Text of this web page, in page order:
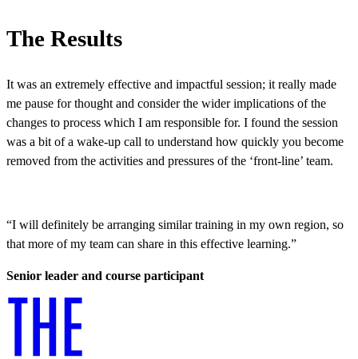
The Results​​​​‌ ‍ ​‍​‍‌‍ ‌ ​‍‌‍‍‌‌‍‌ ‌‍‍‌‌‍ ‍​‍​‍​ ‍‍​‍​‍‌ ​ ‌‍​‌‌‍ ‍‌‍‍‌‌ ‌​‌ ‍‌​‍ ‍‌‍‍‌‌‍ ​‍​‍​‍ ​​‍​‍‌‍‍​‌ ​‍‌‍‌‌‌‍‌‍​‍​‍​ ‍‍​‍​‍‌‍‍​‌ ‌​‌ ‌​‌ ​​​ ‍‍​‍ ​‍ ‌‍ ​‌‍ ‌‍​ ‌‍​‌‌‍ ​‌‍‍​‌‍ ‌ ​ ‌ ‌​​ ‍‍​ ​ ​ ​ ​ ​ ​ ​ ​‍ ‌‍‍‌‌‍ ‍‌ ‌​‌‍‌‌‌‍ ‍‌ ‌​​‍ ‌‍‌‌‌‍‌​‌‍‍‌‌ ‌​​‍ ‌‍ ‌‌‍ ‌‍‌​‌‍‌‌​ ‌‌ ​​‌ ​‍‌‍‌‌‌ ​ ‌‍‌‌‌‍ ‍‌ ‌​‌‍​‌‌ ‌​‌‍‍‌‌‍ ‌‍ ‍​ ‍ ‌‍‍‌‌‍‌​​ ‌‌‍​ ​ ‌ ‌‍​‍​ ​‌‌‍​ ​ ‌​​ ​ ​ ‍​​‍ ‌​ ‌ ‌‍​ ​ ​‌​ ​​​‍ ‌​ ‌​​ ​‌​ ​​​ ‌ ​‍ ‌​ ‍​​ ‌ ‌‍​‌​ ‍​​‍ ‌​ ‌‌‌‍‌​​ ‌‍​ ​ ​ ‍‌​ ‌​​ ​​​ ​​​ ‌​​ ​‌‌‍‌‌​ ​‍​ ‍ ‌ ‌​‌ ‍‌‌ ​​‌‍‌‌​ ‌‌‍​ ‌‍​‌‌ ​ ‌‍‌‌‌‌​ ‌ ‌​‌ ‌‌‌‍‌​‌ ‍‌​ ‍ ‌ ​​‌‍​‌‌ ‌​‌‍‍​​ ‌‌ ​​‌‍​‌‌‍‌ ‌‍‌‌‌​​‍‌ ‌‌‌‍‍‌‌‍ ​‌‍‌​‌‍‌‌‌ ​‍​‍‌‌​ ‌‌‌​​‍‌‌ ‌‍‍ ‌‍‌‌‌ ‍‌​‍‌‌​ ​ ‌​‌​​‍‌‌​ ​ ‌​‌​​‍‌‌​ ​‍​ ​‍​ ‌ ​ ‌‍​ ‌ ​ ​ ‌‍‌​‌‍​‍​ ‌ ‌‍‌‌​ ​ ‌‍‌‌​ ​ ​ ​‍​‍‌‌​ ​‍​ ​‍​‍‌‌​ ‌‌‌​‌​​‍ ‍‌ ​‍‌‍‍‌‌‍​ ‌‍‍​‌‌‌​‌‍‌‌‌ ‍​‌ ‌​​‍‌‌​ ‌‌‌​​‍‌‌ ‌‍‍ ‌‍‌‌‌ ‍‌​‍‌‌​ ​ ‌​‌​​‍‌‌​ ​ ‌​‌​​‍‌‌​ ​‍​ ​‍​ ‍​​ ‍​​ ‍​​ ​‌​ ‍​​ ‌​​ ‌‍​ ​ ‌‍‌‌​ ‌‍‌‍​ ​ ‌​​‍‌‌​ ​‍​ ​‍​‍‌‌​ ‌‌‌​‌​​‍ ‍‌‍​ ‌‍‍​‌‍‍‌‌‍ ​‌‍‌​‌ ​‍‌‍‌‌‌‍ ‍​‍‌‌​ ‌‌‌​​‍‌‌ ‌‍‍ ‌‍‌‌‌ ‍‌​‍‌‌​ ​ ‌​‌​​‍‌‌​ ​ ‌​‌​​‍‌‌​ ​‍​ ​‍​ ‍‌‌‍‌‌​ ‍‌​ ​​​ ​‌​ ‌ ‌‍‌​​ ‌ ​ ​ ‌‍‌​​ ​‌​ ​​​‍‌‌​ ​‍​ ​‍​‍‌‌​ ‌‌‌​‌​​‍ ‍‌ ‌​‌‍‌‌‌ ‍​‌ ‌​​ ‌‍​‍‌‍​‌‌ ​ ‌‍‌‌‌‌‌‌‌ ​‍‌‍ ​​ ‌‌‍‍​‌ ‌​‌ ‌​‌ ​​​‍‌‌​ ​ ‌​​‌​‍‌‌​ ​‍‌​‌‍​‍‌‌​ ​‍‌​‌‍‌‍ ​‌‍ ‌‍​ ‌‍​‌‌‍ ​‌‍‍​‌‍ ‌ ​ ‌ ‌​​‍‌‌​ ​ ‌​​‌​ ​ ​ ​ ​ ​ ​ ​ ​‍‌‍‌‍‍‌‌‍‌​​ ‌‌‍​ ​ ‌ ‌‍​‍​ ​‌‌‍​ ​ ‌​​ ​ ​ ‍​​‍ ‌​ ‌ ‌‍​ ​ ​‌​ ​​​‍ ‌​ ‌​​ ​‌​ ​​​ ‌ ​‍ ‌​ ‍​​ ‌ ‌‍​‌​ ‍​​‍ ‌​ ‌‌‌‍‌​​ ‌‍​ ​ ​ ‍‌​ ‌​​ ​​​ ​​​ ‌​​ ​‌‌‍‌‌​ ​‍​‍‌‍‌ ‌​‌ ‍‌‌ ​​‌‍‌‌​ ‌‌‍​ ‌‍​‌‌ ​ ‌‍‌‌‌‌​ ‌ ‌​‌ ‌‌‌‍‌​‌ ‍‌​‍‌‍‌ ​​‌‍​‌‌ ‌​‌‍‍​​ ‌‌ ​​‌‍​‌‌‍‌ ‌‍‌‌‌​​‍‌ ‌‌‌‍‍‌‌‍ ​‌‍‌​‌‍‌‌‌ ​‍​‍‌‌​ ‌‌‌​​‍‌‌ ‌‍‍ ‌‍‌‌‌ ‍‌​‍‌‌​ ​ ‌​‌​​‍‌‌​ ​ ‌​‌​​‍‌‌​ ​‍​ ​‍​ ‌ ​ ‌‍​ ‌ ​ ​ ‌‍‌​‌‍​‍​ ‌ ‌‍‌‌​ ​ ‌‍‌‌​ ​ ​ ​‍​‍‌‌​ ​‍​ ​‍​‍‌‌​ ‌‌‌​‌​​‍ ‍‌ ​‍‌‍‍‌‌‍​ ‌‍‍​‌‌‌​‌‍‌‌‌ ‍​‌ ‌​​‍‌‌​ ‌‌‌​​‍‌‌ ‌‍‍ ‌‍‌‌‌ ‍‌​‍‌‌​ ​ ‌​‌​​‍‌‌​ ​ ‌​‌​​‍‌‌​ ​‍​ ​‍​ ‍​​ ‍​​ ‍​​ ​‌​ ‍​​ ‌​​ ‌‍​ ​ ‌‍‌‌​ ‌‍‌‍​ ​ ‌​​‍‌‌​ ​‍​ ​‍​‍‌‌​ ‌‌‌​‌​​‍ ‍‌‍​ ‌‍‍​‌‍‍‌‌‍ ​‌‍‌​‌ ​‍‌‍‌‌‌‍ ‍​‍‌‌​ ‌‌‌​​‍‌‌ ‌‍‍ ‌‍‌‌‌ ‍‌​‍‌‌​ ​ ‌​‌​​‍‌‌​ ​ ‌​‌​​‍‌‌​ ​‍​ ​‍​ ‍‌‌‍‌‌​ ‍‌​ ​​​ ​‌​ ‌ ‌‍‌​​ ‌ ​ ​ ‌‍‌​​ ​‌​ ​​​‍‌‌​ ​‍​ ​‍​‍‌‌​ ‌‌‌​‌​​‍ ‍‌ ‌​‌‍‌‌‌ ‍​‌ ‌​​‍‌‍‌ ​​‌‍‌‌‌ ​‍‌ ​ ‌ ​​‌‍‌‌‌‍​ ‌ ‌​‌‍‍‌‌ ‌‍‌‍‌‌​ ‌‌ ​​‌ ‌‌‌‍​‍‌‍ ​‌‍‍‌‌ ​ ‌‍‍​‌‍‌‌‌‍‌​​‍​‍‌ ‌
It was an extremely effective and impactful session; it really made
me pause for thought and consider the wider implications of the
changes to process which I am responsible for. I found the session
was a bit of a wake-up call to understand how quickly you become
removed from the activities and pressures of the ‘front-line’ team.​​​​‌ ‍ ​‍​‍‌‍ ‌ ​‍‌‍‍‌‌‍‌ ‌‍‍‌‌‍ ‍​‍​‍​ ‍‍​‍​‍‌ ​ ‌‍​‌‌‍ ‍‌‍‍‌‌ ‌​‌ ‍‌​‍ ‍‌‍‍‌‌‍ ​‍​‍​‍ ​​‍​‍‌‍‍​‌ ​‍‌‍‌‌‌‍‌‍​‍​‍​ ‍‍​‍​‍‌‍‍​‌ ‌​‌ ‌​‌ ​​​ ‍‍​‍ ​‍ ‌‍ ​‌‍ ‌‍​ ‌‍​‌‌‍ ​‌‍‍​‌‍ ‌ ​ ‌ ‌​​ ‍‍​ ​ ​ ​ ​ ​ ​ ​ ​‍ ‌‍‍‌‌‍ ‍‌ ‌​‌‍‌‌‌‍ ‍‌ ‌​​‍ ‌‍‌‌‌‍‌​‌‍‍‌‌ ‌​​‍ ‌‍ ‌‌‍ ‌‍‌​‌‍‌‌​ ‌‌ ​​‌ ​‍‌‍‌‌‌ ​ ‌‍‌‌‌‍ ‍‌ ‌​‌‍​‌‌ ‌​‌‍‍‌‌‍ ‌‍ ‍​ ‍ ‌‍‍‌‌‍‌​​ ‌‌‍​ ​ ‌ ‌‍​‍​ ​‌‌‍​ ​ ‌​​ ​ ​ ‍​​‍ ‌​ ‌ ‌‍​ ​ ​‌​ ​​​‍ ‌​ ‌​​ ​‌​ ​​​ ‌ ​‍ ‌​ ‍​​ ‌ ‌‍​‌​ ‍​​‍ ‌​ ‌‌‌‍‌​​ ‌‍​ ​ ​ ‍‌​ ‌​​ ​​​ ​​​ ‌​​ ​‌‌‍‌‌​ ​‍​ ‍ ‌ ‌​‌ ‍‌‌ ​​‌‍‌‌​ ‌‌‍​ ‌‍​‌‌ ​ ‌‍‌‌‌‌​ ‌ ‌​‌ ‌‌‌‍‌​‌ ‍‌​ ‍ ‌ ​​‌‍​‌‌ ‌​‌‍‍​​ ‌‌ ​​‌‍​‌‌‍‌ ‌‍‌‌‌​​‍‌ ‌‌‌‍‍‌‌‍ ​‌‍‌​‌‍‌‌‌ ​‍​‍‌‌​ ‌‌‌​​‍‌‌ ‌‍‍ ‌‍‌‌‌ ‍‌​‍‌‌​ ​ ‌​‌​​‍‌‌​ ​ ‌​‌​​‍‌‌​ ​‍​ ​‍​ ‌ ​ ‌‍​ ‌ ​ ​ ‌‍‌​‌‍​‍​ ‌ ‌‍‌‌​ ​ ‌‍‌‌​ ​ ​ ​‍​‍‌‌​ ​‍​ ​‍​‍‌‌​ ‌‌‌​‌​​‍ ‍‌ ​‍‌‍‍‌‌‍​ ‌‍‍​‌‌‌​‌‍‌‌‌ ‍​‌ ‌​​‍‌‌​ ‌‌‌​​‍‌‌ ‌‍‍ ‌‍‌‌‌ ‍‌​‍‌‌​ ​ ‌​‌​​‍‌‌​ ​ ‌​‌​​‍‌‌​ ​‍​ ​‍​ ‌ ‌‍‌‍​ ‌‍‌‍‌‌‌‍​‌​ ‌‍​ ‌‍‌‍​‌​ ‌ ​ ‍‌​ ​‌‌‍​ ​‍‌‌​ ​‍​ ​‍​‍‌‌​ ‌‌‌​‌​​‍ ‍‌‍​ ‌‍‍​‌‍‍‌‌‍ ​‌‍‌​‌ ​‍‌‍‌‌‌‍ ‍​‍‌‌​ ‌‌‌​​‍‌‌ ‌‍‍ ‌‍‌‌‌ ‍‌​‍‌‌​ ​ ‌​‌​​‍‌‌​ ​ ‌​‌​​‍‌‌​ ​‍​ ​‍‌‍​ ​ ‌​​ ‍‌​ ‍​​ ‌​​ ​‍‌‍‌‍​ ​ ​ ​ ‌‍‌‌‌‍​ ‌‍‌​​‍‌‌​ ​‍​ ​‍​‍‌‌​ ‌‌‌​‌​​‍ ‍‌ ‌​‌‍‌‌‌ ‍​‌ ‌​​ ‌‍​‍‌‍​‌‌ ​ ‌‍‌‌‌‌‌‌‌ ​‍‌‍ ​​ ‌‌‍‍​‌ ‌​‌ ‌​‌ ​​​‍‌‌​ ​ ‌​​‌​‍‌‌​ ​‍‌​‌‍​‍‌‌​ ​‍‌​‌‍‌‍ ​‌‍ ‌‍​ ‌‍​‌‌‍ ​‌‍‍​‌‍ ‌ ​ ‌ ‌​​‍‌‌​ ​ ‌​​‌​ ​ ​ ​ ​ ​ ​ ​ ​‍‌‍‌‍‍‌‌‍‌​​ ‌‌‍​ ​ ‌ ‌‍​‍​ ​‌‌‍​ ​ ‌​​ ​ ​ ‍​​‍ ‌​ ‌ ‌‍​ ​ ​‌​ ​​​‍ ‌​ ‌​​ ​‌​ ​​​ ‌ ​‍ ‌​ ‍​​ ‌ ‌‍​‌​ ‍​​‍ ‌​ ‌‌‌‍‌​​ ‌‍​ ​ ​ ‍‌​ ‌​​ ​​​ ​​​ ‌​​ ​‌‌‍‌‌​ ​‍​‍‌‍‌ ‌​‌ ‍‌‌ ​​‌‍‌‌​ ‌‌‍​ ‌‍​‌‌ ​ ‌‍‌‌‌‌​ ‌ ‌​‌ ‌‌‌‍‌​‌ ‍‌​‍‌‍‌ ​​‌‍​‌‌ ‌​‌‍‍​​ ‌‌ ​​‌‍​‌‌‍‌ ‌‍‌‌‌​​‍‌ ‌‌‌‍‍‌‌‍ ​‌‍‌​‌‍‌‌‌ ​‍​‍‌‌​ ‌‌‌​​‍‌‌ ‌‍‍ ‌‍‌‌‌ ‍‌​‍‌‌​ ​ ‌​‌​​‍‌‌​ ​ ‌​‌​​‍‌‌​ ​‍​ ​‍​ ‌ ​ ‌‍​ ‌ ​ ​ ‌‍‌​‌‍​‍​ ‌ ‌‍‌‌​ ​ ‌‍‌‌​ ​ ​ ​‍​‍‌‌​ ​‍​ ​‍​‍‌‌​ ‌‌‌​‌​​‍ ‍‌ ​‍‌‍‍‌‌‍​ ‌‍‍​‌‌‌​‌‍‌‌‌ ‍​‌ ‌​​‍‌‌​ ‌‌‌​​‍‌‌ ‌‍‍ ‌‍‌‌‌ ‍‌​‍‌‌​ ​ ‌​‌​​‍‌‌​ ​ ‌​‌​​‍‌‌​ ​‍​ ​‍​ ‌ ‌‍‌‍​ ‌‍‌‍‌‌‌‍​‌​ ‌‍​ ‌‍‌‍​‌​ ‌ ​ ‍‌​ ​‌‌‍​ ​‍‌‌​ ​‍​ ​‍​‍‌‌​ ‌‌‌​‌​​‍ ‍‌‍​ ‌‍‍​‌‍‍‌‌‍ ​‌‍‌​‌ ​‍‌‍‌‌‌‍ ‍​‍‌‌​ ‌‌‌​​‍‌‌ ‌‍‍ ‌‍‌‌‌ ‍‌​‍‌‌​ ​ ‌​‌​​‍‌‌​ ​ ‌​‌​​‍‌‌​ ​‍​ ​‍‌‍​ ​ ‌​​ ‍‌​ ‍​​ ‌​​ ​‍‌‍‌‍​ ​ ​ ​ ‌‍‌‌‌‍​ ‌‍‌​​‍‌‌​ ​‍​ ​‍​‍‌‌​ ‌‌‌​‌​​‍ ‍‌ ‌​‌‍‌‌‌ ‍​‌ ‌​​‍‌‍‌ ​​‌‍‌‌‌ ​‍‌ ​ ‌ ​​‌‍‌‌‌‍​ ‌ ‌​‌‍‍‌‌ ‌‍‌‍‌‌​ ‌‌ ​​‌ ‌‌‌‍​‍‌‍ ​‌‍‍‌‌ ​ ‌‍‍​‌‍‌‌‌‍‌​​‍​‍‌ ‌
“I will definitely be arranging similar training in my own region, so
that more of my team can share in this effective learning.”​​​​‌ ‍ ​‍​‍‌‍ ‌ ​‍‌‍‍‌‌‍‌ ‌‍‍‌‌‍ ‍​‍​‍​ ‍‍​‍​‍‌ ​ ‌‍​‌‌‍ ‍‌‍‍‌‌ ‌​‌ ‍‌​‍ ‍‌‍‍‌‌‍ ​‍​‍​‍ ​​‍​‍‌‍‍​‌ ​‍‌‍‌‌‌‍‌‍​‍​‍​ ‍‍​‍​‍‌‍‍​‌ ‌​‌ ‌​‌ ​​​ ‍‍​‍ ​‍ ‌‍ ​‌‍ ‌‍​ ‌‍​‌‌‍ ​‌‍‍​‌‍ ‌ ​ ‌ ‌​​ ‍‍​ ​ ​ ​ ​ ​ ​ ​ ​‍ ‌‍‍‌‌‍ ‍‌ ‌​‌‍‌‌‌‍ ‍‌ ‌​​‍ ‌‍‌‌‌‍‌​‌‍‍‌‌ ‌​​‍ ‌‍ ‌‌‍ ‌‍‌​‌‍‌‌​ ‌‌ ​​‌ ​‍‌‍‌‌‌ ​ ‌‍‌‌‌‍ ‍‌ ‌​‌‍​‌‌ ‌​‌‍‍‌‌‍ ‌‍ ‍​ ‍ ‌‍‍‌‌‍‌​​ ‌‌‍​ ​ ‌ ‌‍​‍​ ​‌‌‍​ ​ ‌​​ ​ ​ ‍​​‍ ‌​ ‌ ‌‍​ ​ ​‌​ ​​​‍ ‌​ ‌​​ ​‌​ ​​​ ‌ ​‍ ‌​ ‍​​ ‌ ‌‍​‌​ ‍​​‍ ‌​ ‌‌‌‍‌​​ ‌‍​ ​ ​ ‍‌​ ‌​​ ​​​ ​​​ ‌​​ ​‌‌‍‌‌​ ​‍​ ‍ ‌ ‌​‌ ‍‌‌ ​​‌‍‌‌​ ‌‌‍​ ‌‍​‌‌ ​ ‌‍‌‌‌‌​ ‌ ‌​‌ ‌‌‌‍‌​‌ ‍‌​ ‍ ‌ ​​‌‍​‌‌ ‌​‌‍‍​​ ‌‌ ​​‌‍​‌‌‍‌ ‌‍‌‌‌​​‍‌ ‌‌‌‍‍‌‌‍ ​‌‍‌​‌‍‌‌‌ ​‍​‍‌‌​ ‌‌‌​​‍‌‌ ‌‍‍ ‌‍‌‌‌ ‍‌​‍‌‌​ ​ ‌​‌​​‍‌‌​ ​ ‌​‌​​‍‌‌​ ​‍​ ​‍​ ‌ ​ ‌‍​ ‌ ​ ​ ‌‍‌​‌‍​‍​ ‌ ‌‍‌‌​ ​ ‌‍‌‌​ ​ ​ ​‍​‍‌‌​ ​‍​ ​‍​‍‌‌​ ‌‌‌​‌​​‍ ‍‌ ​‍‌‍‍‌‌‍​ ‌‍‍​‌‌‌​‌‍‌‌‌ ‍​‌ ‌​​‍‌‌​ ‌‌‌​​‍‌‌ ‌‍‍ ‌‍‌‌‌ ‍‌​‍‌‌​ ​ ‌​‌​​‍‌‌​ ​ ‌​‌​​‍‌‌​ ​‍​ ​‍‌‍‌​​ ‌ ‌‍​ ​ ‍​​ ‍‌​ ‌‌‌‍​ ​ ​‌​ ‌‌​ ‌​‌‍​‌​ ‍​​‍‌‌​ ​‍​ ​‍​‍‌‌​ ‌‌‌​‌​​‍ ‍‌‍​ ‌‍‍​‌‍‍‌‌‍ ​‌‍‌​‌ ​‍‌‍‌‌‌‍ ‍​‍‌‌​ ‌‌‌​​‍‌‌ ‌‍‍ ‌‍‌‌‌ ‍‌​‍‌‌​ ​ ‌​‌​​‍‌‌​ ​ ‌​‌​​‍‌‌​ ​‍​ ​‍‌‍​ ​ ‌‌‌‍​‍​ ‌ ​ ​​​ ‍‌​ ‌​​ ‍​​ ‍​‌‍​‌​ ‍​‌‍‌‍​‍‌‌​ ​‍​ ​‍​‍‌‌​ ‌‌‌​‌​​‍ ‍‌ ‌​‌‍‌‌‌ ‍​‌ ‌​​ ‌‍​‍‌‍​‌‌ ​ ‌‍‌‌‌‌‌‌‌ ​‍‌‍ ​​ ‌‌‍‍​‌ ‌​‌ ‌​‌ ​​​‍‌‌​ ​ ‌​​‌​‍‌‌​ ​‍‌​‌‍​‍‌‌​ ​‍‌​‌‍‌‍ ​‌‍ ‌‍​ ‌‍​‌‌‍ ​‌‍‍​‌‍ ‌ ​ ‌ ‌​​‍‌‌​ ​ ‌​​‌​ ​ ​ ​ ​ ​ ​ ​ ​‍‌‍‌‍‍‌‌‍‌​​ ‌‌‍​ ​ ‌ ‌‍​‍​ ​‌‌‍​ ​ ‌​​ ​ ​ ‍​​‍ ‌​ ‌ ‌‍​ ​ ​‌​ ​​​‍ ‌​ ‌​​ ​‌​ ​​​ ‌ ​‍ ‌​ ‍​​ ‌ ‌‍​‌​ ‍​​‍ ‌​ ‌‌‌‍‌​​ ‌‍​ ​ ​ ‍‌​ ‌​​ ​​​ ​​​ ‌​​ ​‌‌‍‌‌​ ​‍​‍‌‍‌ ‌​‌ ‍‌‌ ​​‌‍‌‌​ ‌‌‍​ ‌‍​‌‌ ​ ‌‍‌‌‌‌​ ‌ ‌​‌ ‌‌‌‍‌​‌ ‍‌​‍‌‍‌ ​​‌‍​‌‌ ‌​‌‍‍​​ ‌‌ ​​‌‍​‌‌‍‌ ‌‍‌‌‌​​‍‌ ‌‌‌‍‍‌‌‍ ​‌‍‌​‌‍‌‌‌ ​‍​‍‌‌​ ‌‌‌​​‍‌‌ ‌‍‍ ‌‍‌‌‌ ‍‌​‍‌‌​ ​ ‌​‌​​‍‌‌​ ​ ‌​‌​​‍‌‌​ ​‍​ ​‍​ ‌ ​ ‌‍​ ‌ ​ ​ ‌‍‌​‌‍​‍​ ‌ ‌‍‌‌​ ​ ‌‍‌‌​ ​ ​ ​‍​‍‌‌​ ​‍​ ​‍​‍‌‌​ ‌‌‌​‌​​‍ ‍‌ ​‍‌‍‍‌‌‍​ ‌‍‍​‌‌‌​‌‍‌‌‌ ‍​‌ ‌​​‍‌‌​ ‌‌‌​​‍‌‌ ‌‍‍ ‌‍‌‌‌ ‍‌​‍‌‌​ ​ ‌​‌​​‍‌‌​ ​ ‌​‌​​‍‌‌​ ​‍​ ​‍‌‍‌​​ ‌ ‌‍​ ​ ‍​​ ‍‌​ ‌‌‌‍​ ​ ​‌​ ‌‌​ ‌​‌‍​‌​ ‍​​‍‌‌​ ​‍​ ​‍​‍‌‌​ ‌‌‌​‌​​‍ ‍‌‍​ ‌‍‍​‌‍‍‌‌‍ ​‌‍‌​‌ ​‍‌‍‌‌‌‍ ‍​‍‌‌​ ‌‌‌​​‍‌‌ ‌‍‍ ‌‍‌‌‌ ‍‌​‍‌‌​ ​ ‌​‌​​‍‌‌​ ​ ‌​‌​​‍‌‌​ ​‍​ ​‍‌‍​ ​ ‌‌‌‍​‍​ ‌ ​ ​​​ ‍‌​ ‌​​ ‍​​ ‍​‌‍​‌​ ‍​‌‍‌‍​‍‌‌​ ​‍​ ​‍​‍‌‌​ ‌‌‌​‌​​‍ ‍‌ ‌​‌‍‌‌‌ ‍​‌ ‌​​‍‌‍‌ ​​‌‍‌‌‌ ​‍‌ ​ ‌ ​​‌‍‌‌‌‍​ ‌ ‌​‌‍‍‌‌ ‌‍‌‍‌‌​ ‌‌ ​​‌ ‌‌‌‍​‍‌‍ ​‌‍‍‌‌ ​ ‌‍‍​‌‍‌‌‌‍‌​​‍​‍‌ ‌
Senior leader and course participant​​​​‌ ‍ ​‍​‍‌‍ ‌ ​‍‌‍‍‌‌‍‌ ‌‍‍‌‌‍ ‍​‍​‍​ ‍‍​‍​‍‌ ​ ‌‍​‌‌‍ ‍‌‍‍‌‌ ‌​‌ ‍‌​‍ ‍‌‍‍‌‌‍ ​‍​‍​‍ ​​‍​‍‌‍‍​‌ ​‍‌‍‌‌‌‍‌‍​‍​‍​ ‍‍​‍​‍‌‍‍​‌ ‌​‌ ‌​‌ ​​​ ‍‍​‍ ​‍ ‌‍ ​‌‍ ‌‍​ ‌‍​‌‌‍ ​‌‍‍​‌‍ ‌ ​ ‌ ‌​​ ‍‍​ ​ ​ ​ ​ ​ ​ ​ ​‍ ‌‍‍‌‌‍ ‍‌ ‌​‌‍‌‌‌‍ ‍‌ ‌​​‍ ‌‍‌‌‌‍‌​‌‍‍‌‌ ‌​​‍ ‌‍ ‌‌‍ ‌‍‌​‌‍‌‌​ ‌‌ ​​‌ ​‍‌‍‌‌‌ ​ ‌‍‌‌‌‍ ‍‌ ‌​‌‍​‌‌ ‌​‌‍‍‌‌‍ ‌‍ ‍​ ‍ ‌‍‍‌‌‍‌​​ ‌‌‍​ ​ ‌ ‌‍​‍​ ​‌‌‍​ ​ ‌​​ ​ ​ ‍​​‍ ‌​ ‌ ‌‍​ ​ ​‌​ ​​​‍ ‌​ ‌​​ ​‌​ ​​​ ‌ ​‍ ‌​ ‍​​ ‌ ‌‍​‌​ ‍​​‍ ‌​ ‌‌‌‍‌​​ ‌‍​ ​ ​ ‍‌​ ‌​​ ​​​ ​​​ ‌​​ ​‌‌‍‌‌​ ​‍​ ‍ ‌ ‌​‌ ‍‌‌ ​​‌‍‌‌​ ‌‌‍​ ‌‍​‌‌ ​ ‌‍‌‌‌‌​ ‌ ‌​‌ ‌‌‌‍‌​‌ ‍‌​ ‍ ‌ ​​‌‍​‌‌ ‌​‌‍‍​​ ‌‌ ​​‌‍​‌‌‍‌ ‌‍‌‌‌​​‍‌ ‌‌‌‍‍‌‌‍ ​‌‍‌​‌‍‌‌‌ ​‍​‍‌‌​ ‌‌‌​​‍‌‌ ‌‍‍ ‌‍‌‌‌ ‍‌​‍‌‌​ ​ ‌​‌​​‍‌‌​ ​ ‌​‌​​‍‌‌​ ​‍​ ​‍​ ‌ ​ ‌‍​ ‌ ​ ​ ‌‍‌​‌‍​‍​ ‌ ‌‍‌‌​ ​ ‌‍‌‌​ ​ ​ ​‍​‍‌‌​ ​‍​ ​‍​‍‌‌​ ‌‌‌​‌​​‍ ‍‌ ​‍‌‍‍‌‌‍​ ‌‍‍​‌‌‌​‌‍‌‌‌ ‍​‌ ‌​​‍‌‌​ ‌‌‌​​‍‌‌ ‌‍‍ ‌‍‌‌‌ ‍‌​‍‌‌​ ​ ‌​‌​​‍‌‌​ ​ ‌​‌​​‍‌‌​ ​‍​ ​‍​ ‌‌​ ​​​ ‌‍‌‍​ ​ ​​‌‍​‌​ ‍​‌‍‌​​ ‌‍​ ​‍​ ‍‌‌‍​‌​‍‌‌​ ​‍​ ​‍​‍‌‌​ ‌‌‌​‌​​‍ ‍‌‍​ ‌‍‍​‌‍‍‌‌‍ ​‌‍‌​‌ ​‍‌‍‌‌‌‍ ‍​‍‌‌​ ‌‌‌​​‍‌‌ ‌‍‍ ‌‍‌‌‌ ‍‌​‍‌‌​ ​ ‌​‌​​‍‌‌​ ​ ‌​‌​​‍‌‌​ ​‍​ ​‍​ ‍​‌‍​‌​ ​‍‌‍​ ​ ‌ ​ ​‌​ ​​‌‍​ ​ ‍​​ ‍‌‌‍‌‍‌‍​ ​‍‌‌​ ​‍​ ​‍​‍‌‌​ ‌‌‌​‌​​‍ ‍‌ ‌​‌‍‌‌‌ ‍​‌ ‌​​ ‌‍​‍‌‍​‌‌ ​ ‌‍‌‌‌‌‌‌‌ ​‍‌‍ ​​ ‌‌‍‍​‌ ‌​‌ ‌​‌ ​​​‍‌‌​ ​ ‌​​‌​‍‌‌​ ​‍‌​‌‍​‍‌‌​ ​‍‌​‌‍‌‍ ​‌‍ ‌‍​ ‌‍​‌‌‍ ​‌‍‍​‌‍ ‌ ​ ‌ ‌​​‍‌‌​ ​ ‌​​‌​ ​ ​ ​ ​ ​ ​ ​ ​‍‌‍‌‍‍‌‌‍‌​​ ‌‌‍​ ​ ‌ ‌‍​‍​ ​‌‌‍​ ​ ‌​​ ​ ​ ‍​​‍ ‌​ ‌ ‌‍​ ​ ​‌​ ​​​‍ ‌​ ‌​​ ​‌​ ​​​ ‌ ​‍ ‌​ ‍​​ ‌ ‌‍​‌​ ‍​​‍ ‌​ ‌‌‌‍‌​​ ‌‍​ ​ ​ ‍‌​ ‌​​ ​​​ ​​​ ‌​​ ​‌‌‍‌‌​ ​‍​‍‌‍‌ ‌​‌ ‍‌‌ ​​‌‍‌‌​ ‌‌‍​ ‌‍​‌‌ ​ ‌‍‌‌‌‌​ ‌ ‌​‌ ‌‌‌‍‌​‌ ‍‌​‍‌‍‌ ​​‌‍​‌‌ ‌​‌‍‍​​ ‌‌ ​​‌‍​‌‌‍‌ ‌‍‌‌‌​​‍‌ ‌‌‌‍‍‌‌‍ ​‌‍‌​‌‍‌‌‌ ​‍​‍‌‌​ ‌‌‌​​‍‌‌ ‌‍‍ ‌‍‌‌‌ ‍‌​‍‌‌​ ​ ‌​‌​​‍‌‌​ ​ ‌​‌​​‍‌‌​ ​‍​ ​‍​ ‌ ​ ‌‍​ ‌ ​ ​ ‌‍‌​‌‍​‍​ ‌ ‌‍‌‌​ ​ ‌‍‌‌​ ​ ​ ​‍​‍‌‌​ ​‍​ ​‍​‍‌‌​ ‌‌‌​‌​​‍ ‍‌ ​‍‌‍‍‌‌‍​ ‌‍‍​‌‌‌​‌‍‌‌‌ ‍​‌ ‌​​‍‌‌​ ‌‌‌​​‍‌‌ ‌‍‍ ‌‍‌‌‌ ‍‌​‍‌‌​ ​ ‌​‌​​‍‌‌​ ​ ‌​‌​​‍‌‌​ ​‍​ ​‍​ ‌‌​ ​​​ ‌‍‌‍​ ​ ​​‌‍​‌​ ‍​‌‍‌​​ ‌‍​ ​‍​ ‍‌‌‍​‌​‍‌‌​ ​‍​ ​‍​‍‌‌​ ‌‌‌​‌​​‍ ‍‌‍​ ‌‍‍​‌‍‍‌‌‍ ​‌‍‌​‌ ​‍‌‍‌‌‌‍ ‍​‍‌‌​ ‌‌‌​​‍‌‌ ‌‍‍ ‌‍‌‌‌ ‍‌​‍‌‌​ ​ ‌​‌​​‍‌‌​ ​ ‌​‌​​‍‌‌​ ​‍​ ​‍​ ‍​‌‍​‌​ ​‍‌‍​ ​ ‌ ​ ​‌​ ​​‌‍​ ​ ‍​​ ‍‌‌‍‌‍‌‍​ ​‍‌‌​ ​‍​ ​‍​‍‌‌​ ‌‌‌​‌​​‍ ‍‌ ‌​‌‍‌‌‌ ‍​‌ ‌​​‍‌‍‌ ​​‌‍‌‌‌ ​‍‌ ​ ‌ ​​‌‍‌‌‌‍​ ‌ ‌​‌‍‍‌‌ ‌‍‌‍‌‌​ ‌‌ ​​‌ ‌‌‌‍​‍‌‍ ​‌‍‍‌‌ ​ ‌‍‍​‌‍‌‌‌‍‌​​‍​‍‌ ‌